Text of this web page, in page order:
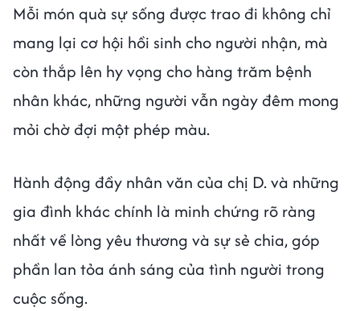
Mỗi món quà sự sống được trao đi không chỉ
mang lại cơ hội hồi sinh cho người nhận, mà
còn thắp lên hy vọng cho hàng trăm bệnh
nhân khác, những người vẫn ngày đêm mong
mỏi chờ đợi một phép màu.
Hành động đầy nhân văn của chị D. và những
gia đình khác chính là minh chứng rõ ràng
nhất về lòng yêu thương và sự sẻ chia, góp
phần lan tỏa ánh sáng của tình người trong
cuộc sống.